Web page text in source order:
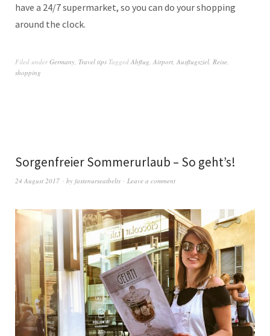
have a 24/7 supermarket, so you can do your shopping
around the clock.
Filed underGermany Travel tips Tagged Abflug Airport Ausflugsziel Reise
shopping
Sorgenfreier Sommerurlaub – So geht’s!
24 August 2017 by fastenurseatbelts Leave a comment